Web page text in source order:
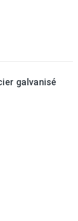
galvanisé